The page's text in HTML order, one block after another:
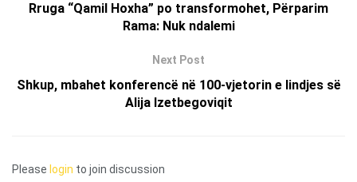
Rruga “Qamil Hoxha” po transformohet, Përparim
Rama: Nuk ndalemi
Next Post
Shkup, mbahet konferencë në 100-vjetorin e lindjes së
Alija Izetbegoviqit
Please login to join discussion